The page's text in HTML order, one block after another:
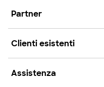
Partner
Clienti esistenti
Assistenza